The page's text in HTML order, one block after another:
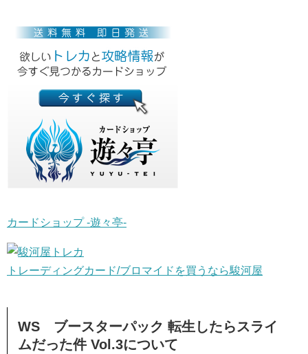
カードショップ -遊々亭-
トレーディングカード/ブロマイドを買うなら駿河屋
WS ブースターパック 転生したらスライ
ムだった件 Vol.3について